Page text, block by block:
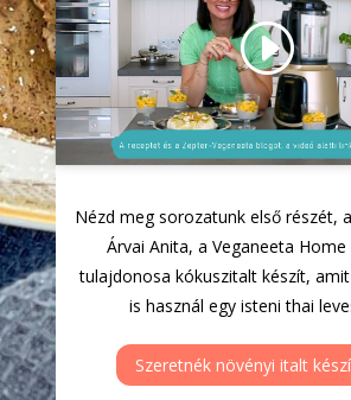
Click to accept
cookies and enable
content
Nézd meg sorozatunk első részét,
Árvai Anita, a Veganeeta
tulajdonosa kókuszitalt készít,
is használ egy isteni thai
Szeretnék növényi italt